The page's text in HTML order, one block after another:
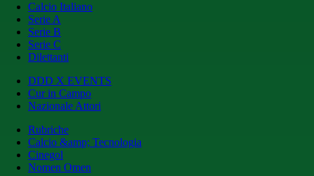
Calcio Italiano
Serie A
Serie B
Serie C
Dilettanti
DDD X EVENTS
Cur in Campo
Nazionale Attori
Rubriche
Calcio &amp; Tecnologia
Cinegol
Nomen Omen